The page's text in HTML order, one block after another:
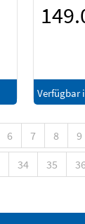
Verfügbar
6 7 8 9
34 35 36